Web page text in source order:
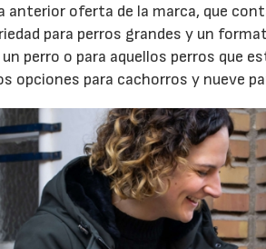
anterior oferta de la marca, que
para perros grandes y un
perro o para aquellos perros que
opciones para cachorros y nueve